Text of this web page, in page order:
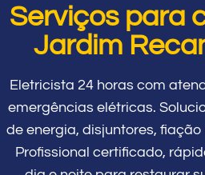
Serviços para
Jardim
Eletricista 24 horas com
emergências elétricas.
de energia, disjuntores,
Profissional certificado,